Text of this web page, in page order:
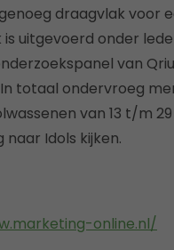
draagvlak voor
uitgevoerd onder
van
totaal ondervroeg
van 13 t/m
Idols kijken.
online.nl/